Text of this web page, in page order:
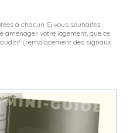
à chacun Si vous souhaitez
aménager votre logement, que ce
(remplacement des signaux